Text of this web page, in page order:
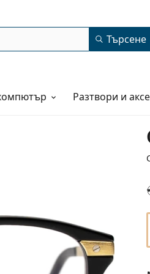
Търсене
Разтвори и